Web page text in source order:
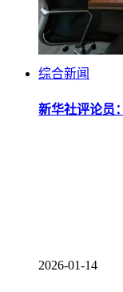
综合新闻
新华社评论员
2026-01-14